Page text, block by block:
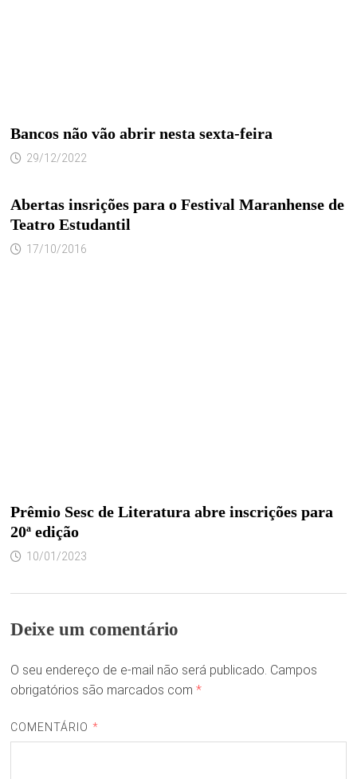
Bancos não vão abrir nesta sexta-feira
29/12/2022
Abertas insrições para o Festival Maranhense de
Teatro Estudantil
17/10/2016
Prêmio Sesc de Literatura abre inscrições para
20ª edição
10/01/2023
Deixe um comentário
O seu endereço de e-mail não será publicado. Campos
obrigatórios são marcados com *
COMENTÁRIO *